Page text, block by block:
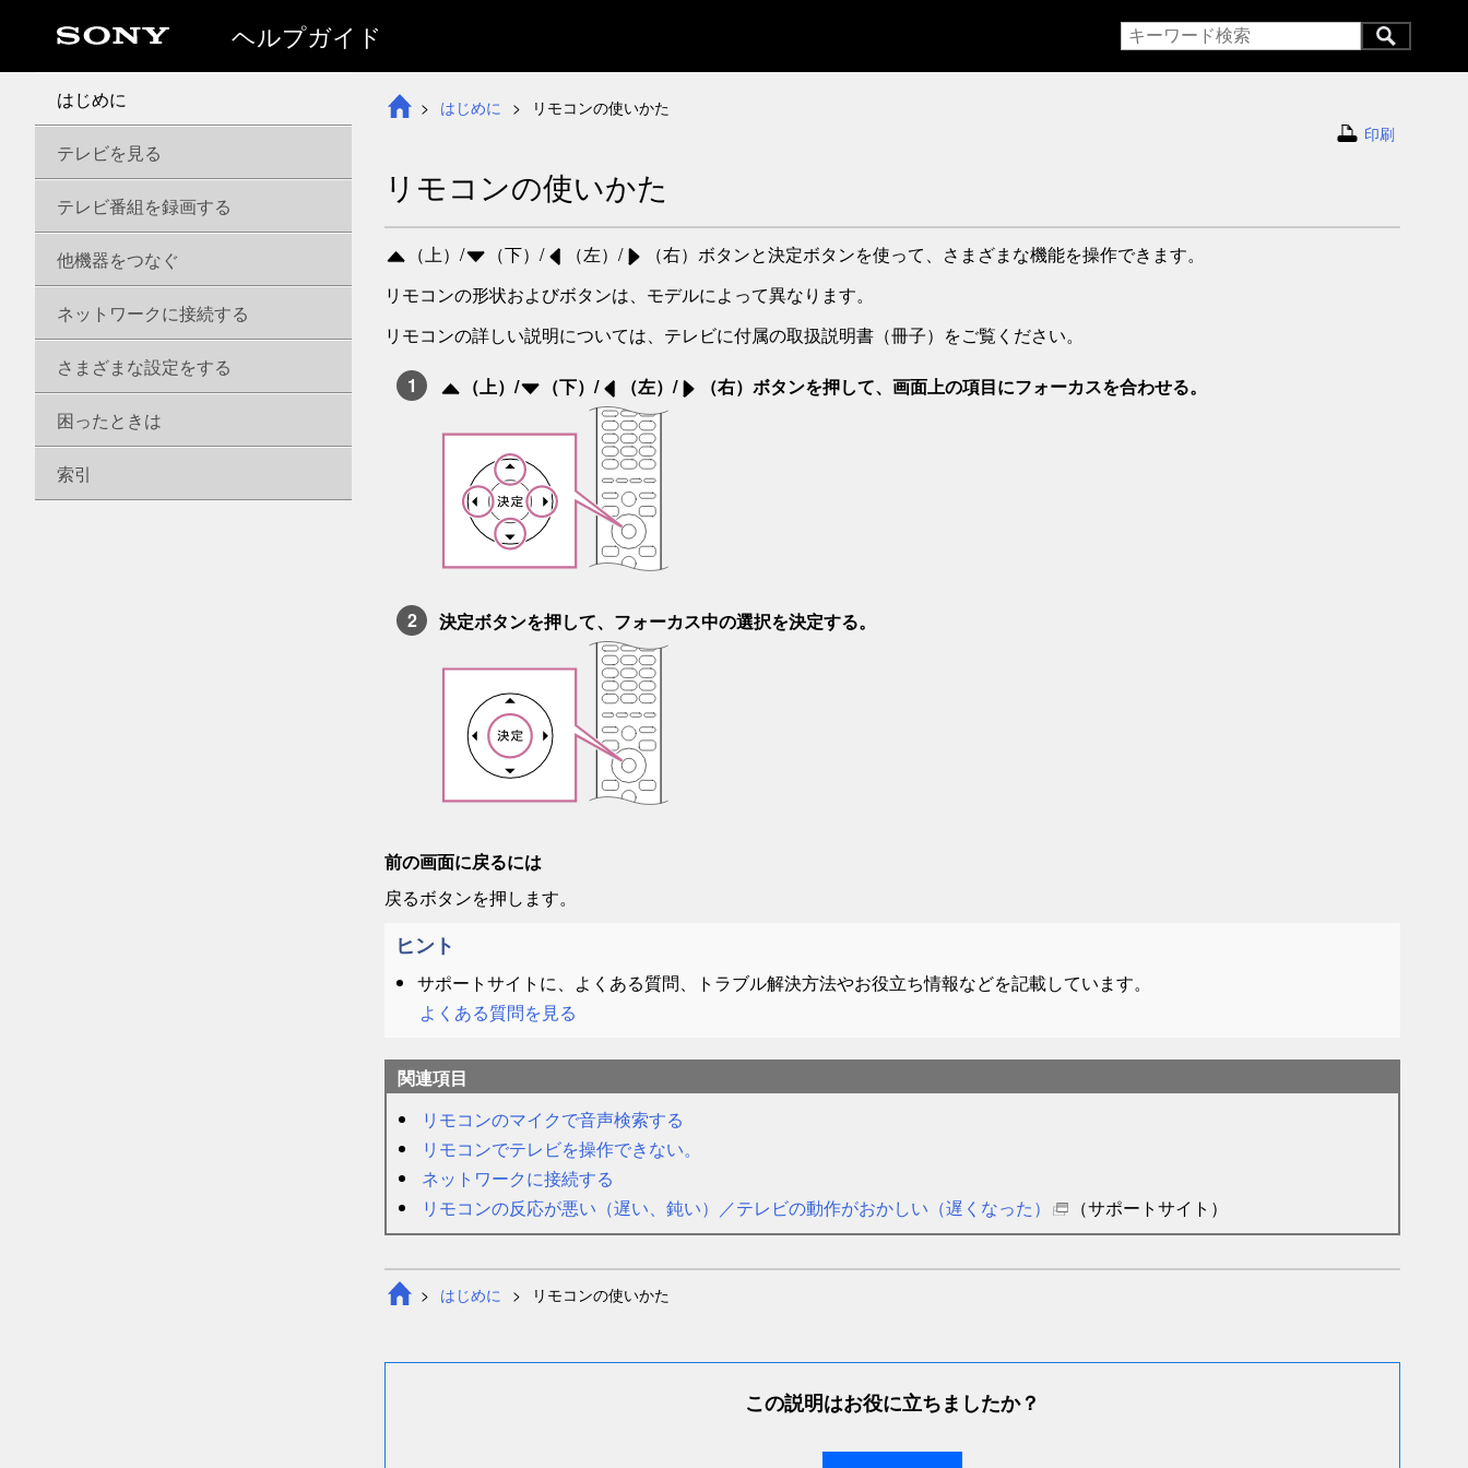
ヘルプガイド
はじめに
リモコンの使いかた
印刷
リモコンの使いかた
（上）/ （下）/ （左）/
（右）ボタンと決定ボタンを使って、さまざまな機能を操作できます。
リモコンの形状およびボタンは、モデルによって異なります。
リモコンの詳しい説明については、テレビに付属の取扱説明書（冊子）をご覧ください。
（上）/ （下）/ （左）/ （右）ボタンを押して、画面上の項目にフォーカスを合わせる。
決定ボタンを押して、フォーカス中の選択を決定する。
前の画面に戻るには
戻るボタンを押します。
ヒント
サポートサイトに、よくある質問、トラブル解決方法やお役立ち情報などを記載しています。
よくある質問を見る
関連項目
リモコンのマイクで音声検索する
リモコンでテレビを操作できない。
ネットワークに接続する
リモコンの反応が悪い（遅い、鈍い）／テレビの動作がおかしい（遅くなった）
（サポートサイト）
はじめに リモコンの使いかた
この説明はお役に立ちましたか？
はじめに
テレビを見る
テレビ番組を録画する
他機器をつなぐ
ネットワークに接続する
さまざまな設定をする
困ったときは
索引